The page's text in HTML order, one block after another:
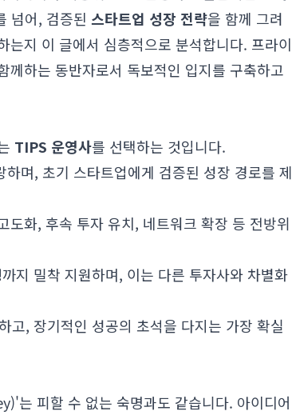
넘어, 검증된 스타트업 성장 전략을 함께 그려
지 이 글에서 심층적으로 분석합니다. 프라이
하는 동반자로서 독보적인 입지를 구축하고
TIPS 운영사를 선택하는 것입니다.
며, 초기 스타트업에게 검증된 성장 경로를 제
화, 후속 투자 유치, 네트워크 확장 등 전방위
지 밀착 지원하며, 이는 다른 투자사와 차별화
고, 장기적인 성공의 초석을 다지는 가장 확실
는 피할 수 없는 숙명과도 같습니다. 아이디어